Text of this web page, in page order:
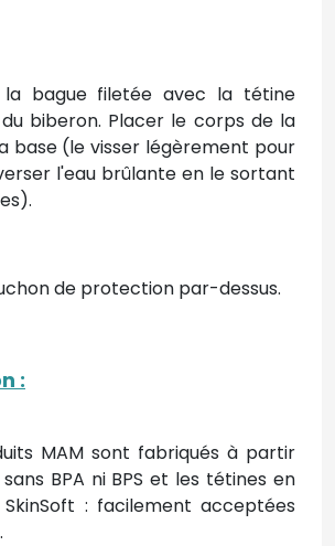
la bague filetée avec la tétine
biberon. Placer le corps de la
base (le visser légèrement pour
l'eau brûlante en le sortant
de protection par-dessus.
:
MAM sont fabriqués à partir
BPA ni BPS et les tétines en
SkinSoft : facilement acceptées